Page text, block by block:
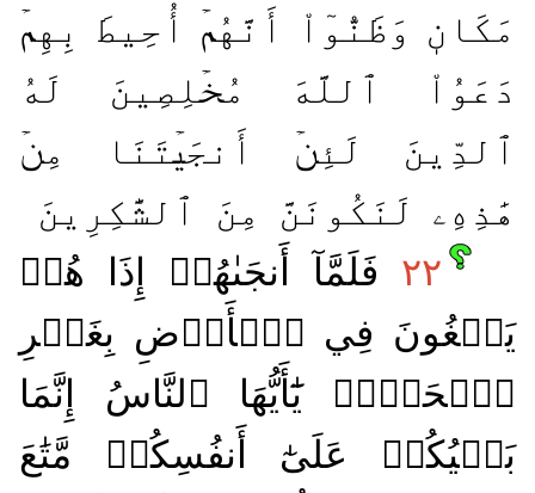
مَكَانٖ وَظَنُّوٓاْ أَنَّهُمۡ أُحِيطَ بِهِمۡ
دَعَوُاْ ٱللَّهَ مُخۡلِصِينَ لَهُ
ٱلدِّينَ لَئِنۡ أَنجَيۡتَنَا مِنۡ
هَٰذِهِۦ لَنَكُونَنَّ مِنَ ٱلشَّٰكِرِينَ
٢٢ فَلَمَّآ أَنجَىٰهُمۡ إِذَا هُمۡ
يَبۡغُونَ فِي ٱلۡأَرۡضِ بِغَيۡرِ
ٱلۡحَقِّۗ يَٰٓأَيُّهَا ٱلنَّاسُ إِنَّمَا
بَغۡيُكُمۡ عَلَىٰٓ أَنفُسِكُمۖ مَّتَٰعَ